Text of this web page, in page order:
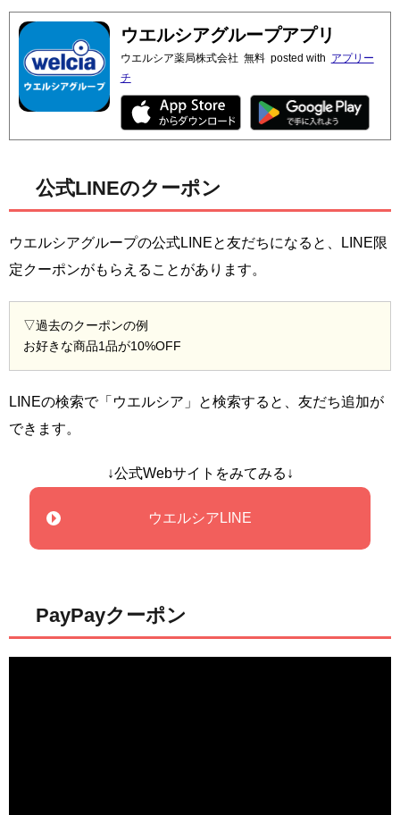
ウエルシアグループアプリ
ウエルシア薬局株式会社 無料 posted with アプリー
チ
公式LINEのクーポン
ウエルシアグループの公式LINEと友だちになると、LINE限
定クーポンがもらえることがあります。
▽過去のクーポンの例
お好きな商品1品が10%OFF
LINEの検索で「ウエルシア」と検索すると、友だち追加が
できます。
↓公式Webサイトをみてみる↓
ウエルシアLINE
PayPayクーポン